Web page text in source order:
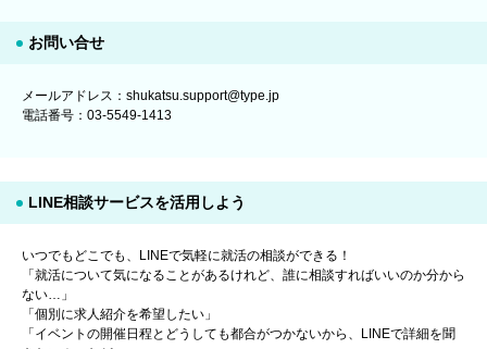
お問い合せ
メールアドレス：shukatsu.support@type.jp
電話番号：03-5549-1413
LINE相談サービスを活用しよう
いつでもどこでも、LINEで気軽に就活の相談ができる！
「就活について気になることがあるけれど、誰に相談すればいいのか分から
ない…」
「個別に求人紹介を希望したい」
「イベントの開催日程とどうしても都合がつかないから、LINEで詳細を聞